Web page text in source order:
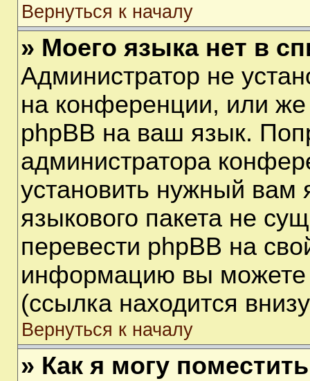
Вернуться к началу
» Моего языка нет в
Администратор не
на конференции, или же
phpBB на ваш язык.
администратора
установить нужный вам
языкового пакета не
перевести phpBB на
информацию вы можете
(ссылка находится
Вернуться к началу
» Как я могу